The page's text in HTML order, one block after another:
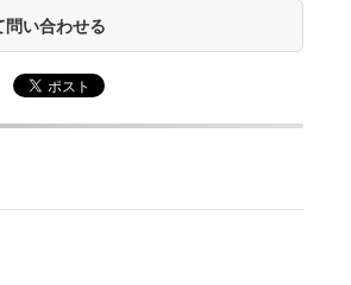
い合わせる